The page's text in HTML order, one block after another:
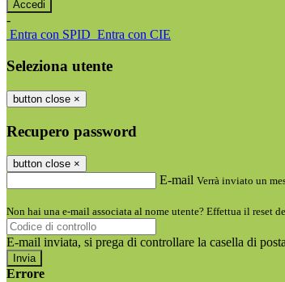
-
Entra con SPID Entra con CIE
Seleziona utente
button close ×
Recupero password
button close ×
E-mail Verrà inviato un
Non hai una e-mail associata al nome utente? Effettua il reset
E-mail inviata, si prega di controllare la casella di
Errore